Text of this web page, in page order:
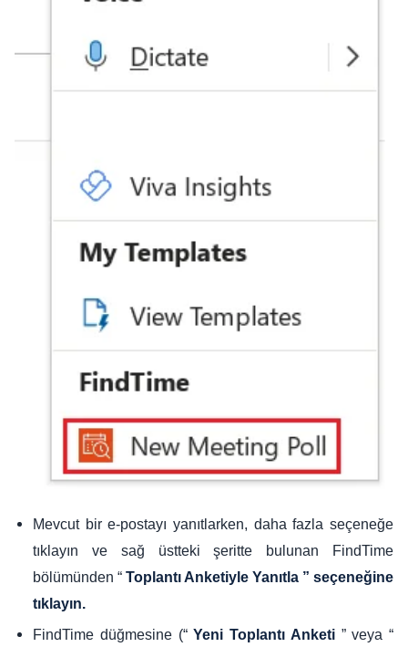
Mevcut bir e-postayı yanıtlarken, daha fazla seçeneğe
tıklayın ve sağ üstteki şeritte bulunan FindTime
bölümünden “ Toplantı Anketiyle Yanıtla ” seçeneğine
tıklayın.
FindTime düğmesine (“Yeni Toplantı Anketi” veya “